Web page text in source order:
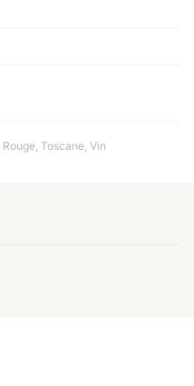
Rouge, Toscane, Vin